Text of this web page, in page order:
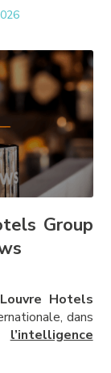
Group
Louvre Hotels
dans
l’intelligence